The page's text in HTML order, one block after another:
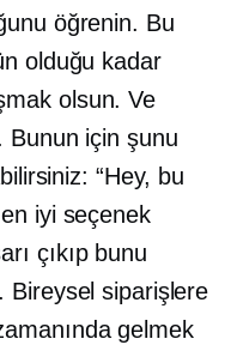
öğrenin. Bu
olduğu kadar
olsun. Ve
Bunun için şunu
“Hey, bu
iyi seçenek
çıkıp bunu
Bireysel siparişlere
gelmek